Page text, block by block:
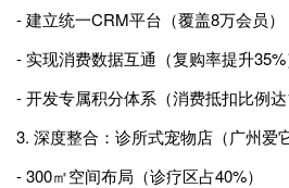
- 建立统一CRM平台（覆盖8万会员）
- 实现消费数据互通（复购率提升35%
- 开发专属积分体系（消费抵扣比例达
3. 深度整合：诊所式宠物店（广州爱
- 300㎡空间布局（诊疗区占40%）